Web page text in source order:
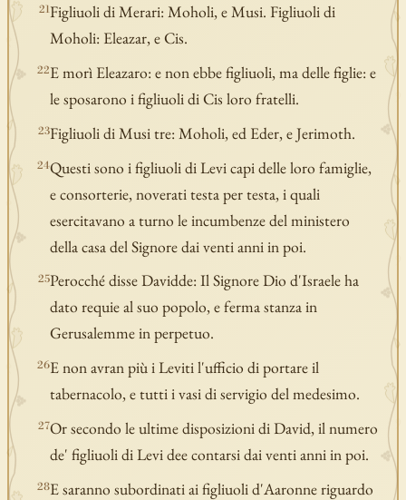
21Figliuoli di Merari: Moholi, e Musi. Figliuoli di
Moholi: Eleazar, e Cis.
22E morì Eleazaro: e non ebbe figliuoli, ma delle figlie: e
le sposarono i figliuoli di Cis loro fratelli.
23Figliuoli di Musi tre: Moholi, ed Eder, e Jerimoth.
24Questi sono i figliuoli di Levi capi delle loro famiglie,
e consorterie, noverati testa per testa, i quali
esercitavano a turno le incumbenze del ministero
della casa del Signore dai venti anni in poi.
25Perocché disse Davidde: Il Signore Dio d'Israele ha
dato requie al suo popolo, e ferma stanza in
Gerusalemme in perpetuo.
26E non avran più i Leviti l'ufficio di portare il
tabernacolo, e tutti i vasi di servigio del medesimo.
27Or secondo le ultime disposizioni di David, il numero
de' figliuoli di Levi dee contarsi dai venti anni in poi.
28E saranno subordinati ai figliuoli d'Aaronne riguardo